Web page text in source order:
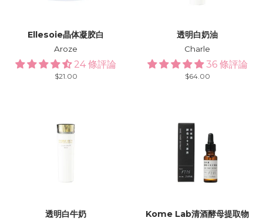
Ellesoie晶体凝胶白
Aroze
24 條評論
Regular
$21.00
透明白奶油
Charle
36 條評論
Regular
$64.00
透明白牛奶 Kome Lab清酒酵母提取物